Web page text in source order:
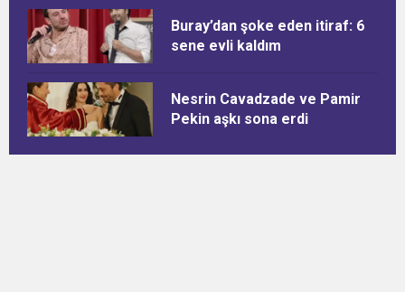
Buray’dan şoke eden itiraf: 6
sene evli kaldım
Nesrin Cavadzade ve Pamir
Pekin aşkı sona erdi